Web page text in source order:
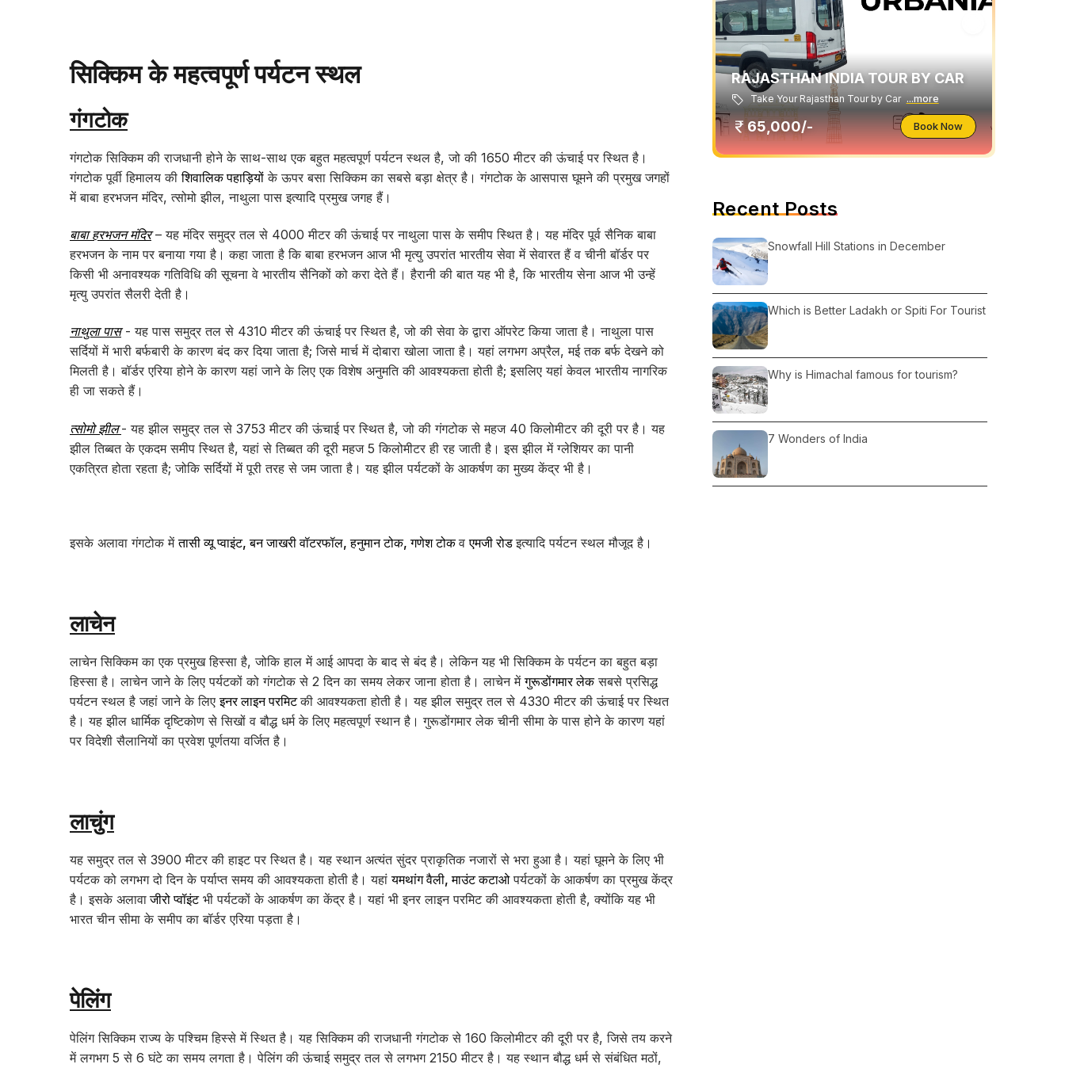
सिक्किम के महत्वपूर्ण पर्यटन स्थल
गंगटोक
गंगटोक सिक्किम की राजधानी होने के साथ-साथ एक बहुत महत्वपूर्ण पर्यटन स्थल है, जो की 1650 मीटर की ऊंचाई पर स्थित है।
गंगटोक पूर्वी हिमालय कीशिवालिक पहाड़ियों के ऊपर बसा सिक्किम का सबसे बड़ा क्षेत्र है। गंगटोक के आसपास घूमने की प्रमुख जगहों
में बाबा हरभजन मंदिर, त्सोमो झील, नाथुला पास इत्यादि प्रमुख जगह हैं।
बाबा हरभजन मंदिर– यह मंदिर समुद्र तल से 4000 मीटर की ऊंचाई पर नाथुला पास के समीप स्थित है। यह मंदिर पूर्व सैनिक बाबा
हरभजन के नाम पर बनाया गया है। कहा जाता है कि बाबा हरभजन आज भी मृत्यु उपरांत भारतीय सेवा में सेवारत हैं व चीनी बॉर्डर पर
किसी भी अनावश्यक गतिविधि की सूचना वे भारतीय सैनिकों को करा देते हैं। हैरानी की बात यह भी है, कि भारतीय सेना आज भी उन्हें
मृत्यु उपरांत सैलरी देती है।
नाथुला पास- यह पास समुद्र तल से 4310 मीटर की ऊंचाई पर स्थित है, जो की सेवा के द्वारा ऑपरेट किया जाता है। नाथुला पास
सर्दियों में भारी बर्फबारी के कारण बंद कर दिया जाता है; जिसे मार्च में दोबारा खोला जाता है। यहां लगभग अप्रैल, मई तक बर्फ देखने को
मिलती है। बॉर्डर एरिया होने के कारण यहां जाने के लिए एक विशेष अनुमति की आवश्यकता होती है; इसलिए यहां केवल भारतीय नागरिक
ही जा सकते हैं।
त्सोमो झील- यह झील समुद्र तल से 3753 मीटर की ऊंचाई पर स्थित है, जो की गंगटोक से महज 40 किलोमीटर की दूरी पर है। यह
झील तिब्बत के एकदम समीप स्थित है, यहां से तिब्बत की दूरी महज 5 किलोमीटर ही रह जाती है। इस झील में ग्लेशियर का पानी
एकत्रित होता रहता है; जोकि सर्दियों में पूरी तरह से जम जाता है। यह झील पर्यटकों के आकर्षण का मुख्य केंद्र भी है।
इसके अलावा गंगटोक मेंतासी व्यू प्वाइंट, बन जाखरी वॉटरफॉल, हनुमान टोक, गणेश टोकवएमजी रोडइत्यादि पर्यटन स्थल मौजूद है।
लाचेन
लाचेन सिक्किम का एक प्रमुख हिस्सा है, जोकि हाल में आई आपदा के बाद से बंद है। लेकिन यह भी सिक्किम के पर्यटन का बहुत बड़ा
हिस्सा है। लाचेन जाने के लिए पर्यटकों को गंगटोक से 2 दिन का समय लेकर जाना होता है। लाचेन मेंगुरूडोंगमार लेकसबसे प्रसिद्ध
पर्यटन स्थल है जहां जाने के लिएइनर लाइन परमिटकी आवश्यकता होती है। यह झील समुद्र तल से 4330 मीटर की ऊंचाई पर स्थित
है। यह झील धार्मिक दृष्टिकोण से सिखों व बौद्ध धर्म के लिए महत्वपूर्ण स्थान है। गुरूडोंगमार लेक चीनी सीमा के पास होने के कारण यहां
पर विदेशी सैलानियों का प्रवेश पूर्णतया वर्जित है।
लाचुंग
यह समुद्र तल से 3900 मीटर की हाइट पर स्थित है। यह स्थान अत्यंत सुंदर प्राकृतिक नजारों से भरा हुआ है। यहां घूमने के लिए भी
पर्यटक को लगभग दो दिन के पर्याप्त समय की आवश्यकता होती है। यहांयमथांग वैली, माउंट कटाओपर्यटकों के आकर्षण का प्रमुख केंद्र
है। इसके अलावाजीरो प्वॉइंटभी पर्यटकों के आकर्षण का केंद्र है। यहां भी इनर लाइन परमिट की आवश्यकता होती है, क्योंकि यह भी
भारत चीन सीमा के समीप का बॉर्डर एरिया पड़ता है।
पेलिंग
पेलिंग सिक्किम राज्य के पश्चिम हिस्से में स्थित है। यह सिक्किम की राजधानी गंगटोक से 160 किलोमीटर की दूरी पर है, जिसे तय करने
में लगभग 5 से 6 घंटे का समय लगता है। पेलिंग की ऊंचाई समुद्र तल से लगभग 2150 मीटर है। यह स्थान बौद्ध धर्म से संबंधित मठों,
RAJASTHAN INDIA TOUR BY CAR
Take Your Rajasthan Tour by Car ...more
65,000/- Book Now
Recent Posts
Snowfall Hill Stations in December
Which is Better Ladakh or Spiti For Tourist
Why is Himachal famous for tourism?
7 Wonders of India